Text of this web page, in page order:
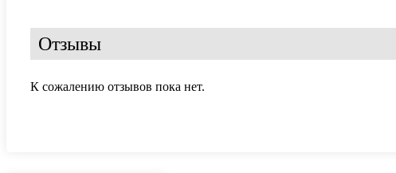
Отзывы
К сожалению отзывов пока нет.